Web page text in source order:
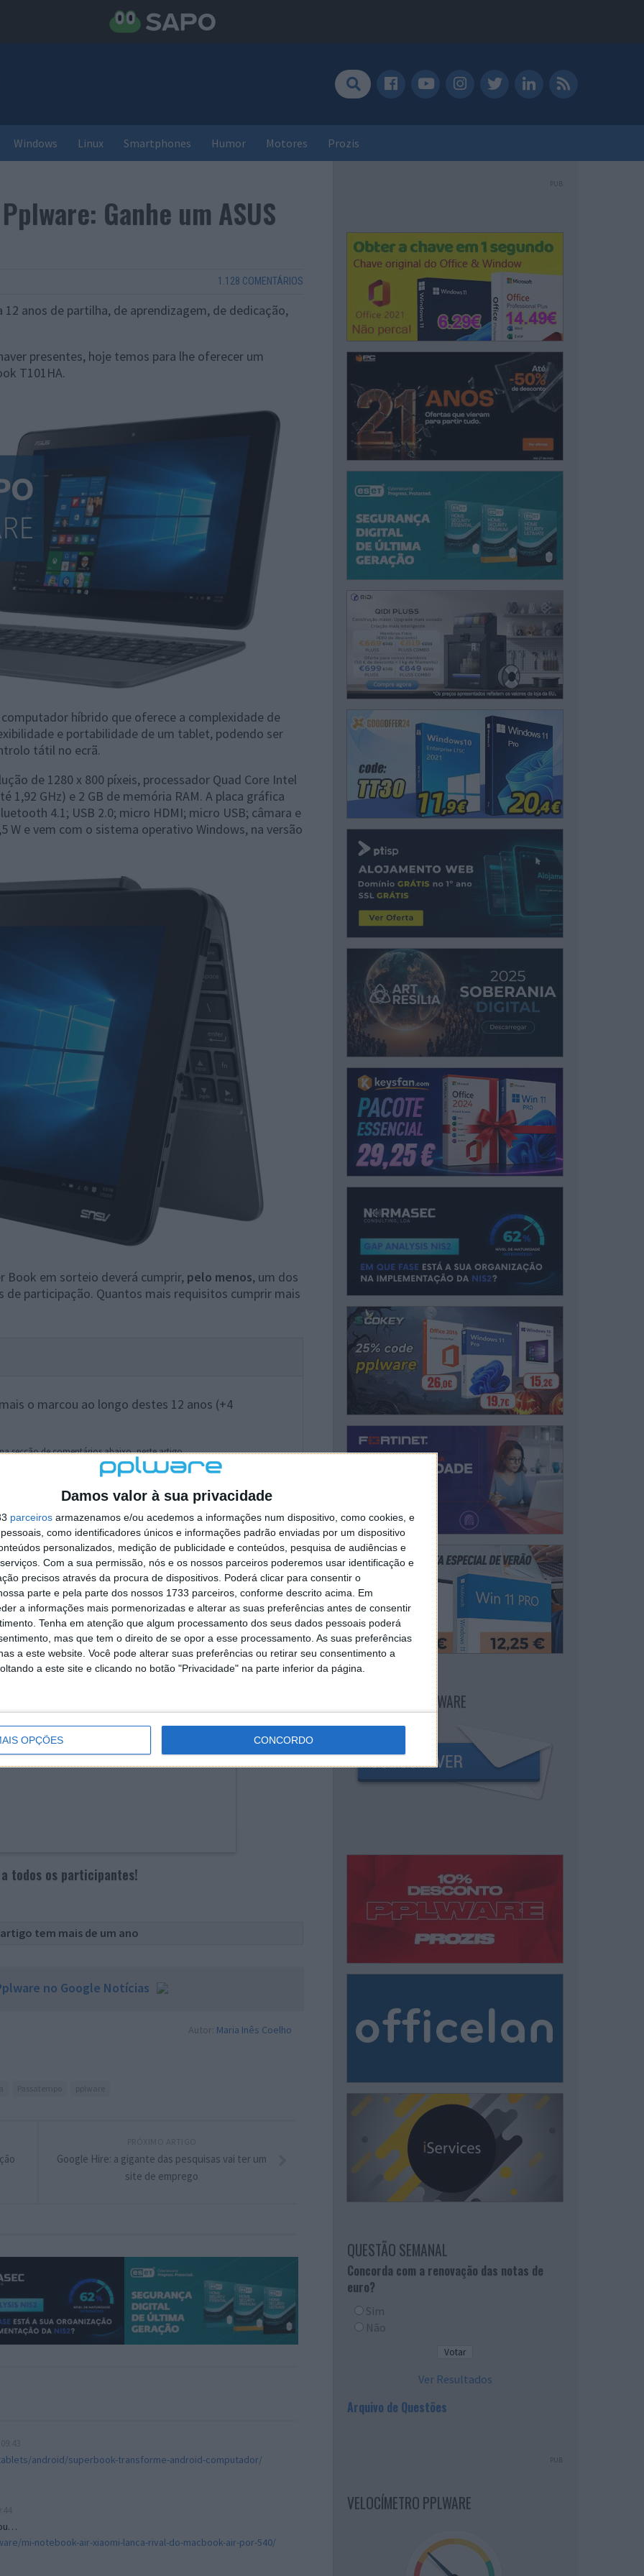
Damos valor à sua privacidade
parceiros armazenamos e/ou acedemos a informações num dispositivo, como cookies, e
como identificadores únicos e informações padrão enviadas por um dispositivo
personalizados, medição de publicidade e conteúdos, pesquisa de audiências e
Com a sua permissão, nós e os nossos parceiros poderemos usar identificação e
precisos através da procura de dispositivos. Poderá clicar para consentir o
parte e pela parte dos nossos 1733 parceiros, conforme descrito acima. Em
a informações mais pormenorizadas e alterar as suas preferências antes de consentir
Tenha em atenção que algum processamento dos seus dados pessoais poderá
mas que tem o direito de se opor a esse processamento. As suas preferências
a este website. Você pode alterar suas preferências ou retirar seu consentimento a
a este site e clicando no botão "Privacidade" na parte inferior da página.
OPÇÕES CONCORDO
Windows Linux Smartphones Humor Motores Prozis
Ganhe um ASUS
1.128 COMENTÁRIOS
anos de partilha, de aprendizagem, de dedicação,
presentes, hoje temos para lhe oferecer um
T101HA.
híbrido que oferece a complexidade de
e portabilidade de um tablet, podendo ser
tátil no ecrã.
de 1280 x 800 píxeis, processador Quad Core Intel
1,92 GHz) e 2 GB de memória RAM. A placa gráfica
4.1; USB 2.0; micro HDMI; micro USB; câmara e
W e vem com o sistema operativo Windows, na versão
Book em sorteio deverá cumprir, pelo menos, um dos
participação. Quantos mais requisitos cumprir mais
o marcou ao longo destes 12 anos (+4
secção de comentários abaixo, neste artigo.
Facebook do KuantoKusta (+1 inscriçao)
(+1 inscrição)
KuantoKusta no Facebook (+2 inscrições)
inscrição)
às 12h30, e termina no dia 25 de Abril, às 23h59.
forma aleatória através da plataforma de
no prazo máximo de uma semana, após o
Passatempos Pplware. Os vencedores serão
todos os participantes!
tem mais de um ano
no Google Notícias
Autor: Maria Inês Coelho
Google Hire: a gigante das pesquisas vai ter um
site de emprego
android/superbook-transforme-android-computador/
mi-notebook-air-xiaomi-lanca-rival-do-macbook-air-por-540/
PUB
NEWSLETTER PPLWARE
QUESTÃO SEMANAL
Concorda com a renovação das notas de
euro?
Sim
Não
Ver Resultados
Arquivo de Questões
PUB
VELOCÍMETRO PPLWARE